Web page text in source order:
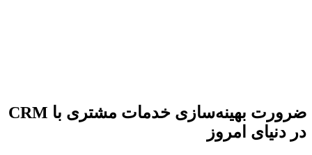
ضرورت بهینه‌سازی خدمات مشتری با CRM
در دنیای امروز